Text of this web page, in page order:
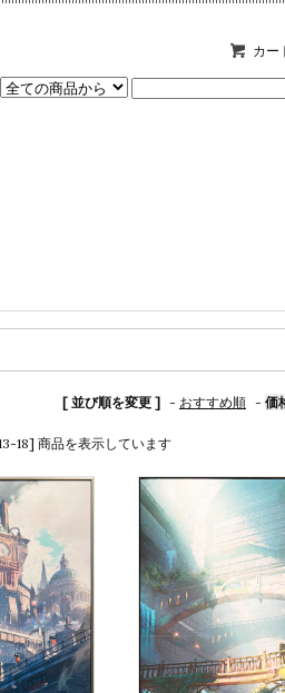
カー
[ 並び順を変更 ] - おすすめ順 - 価
18] 商品を表示しています